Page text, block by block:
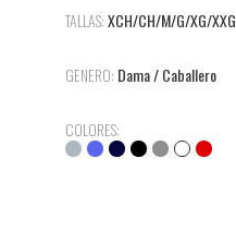
TALLAS:XCH/CH/M/G/XG/XXG
GENERO: Dama / Caballero
COLORES: